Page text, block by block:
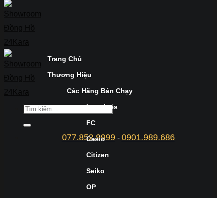
077.852.9999- 0901.989.686
Trang Chủ
Thương Hiệu
Các Hãng Bán Chạy
Longines
FC
Casio
Citizen
Seiko
OP